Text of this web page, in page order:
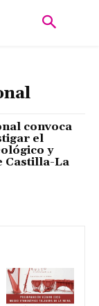
convoca
el
y
Castilla-La